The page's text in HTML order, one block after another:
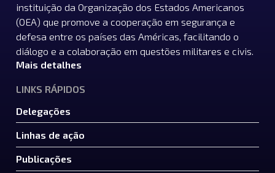
instituição da Organização dos Estados Americanos
(OEA) que promove a cooperação em segurança e
defesa entre os países das Américas, facilitando o
diálogo e a colaboração em questões militares e civis.
Mais detalhes
LINKS RÁPIDOS
Delegações
Linhas de ação
Publicações